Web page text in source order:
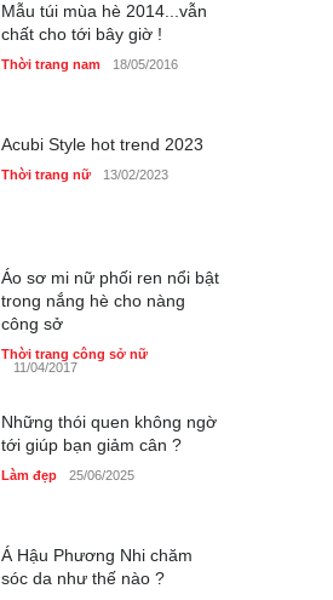
Thời trang nữ 14/10/2025
phụ nữ Pháp tin dùng
Thời trang nữ 14/10/2025
Bí quyết giữ gìn vóc dáng
của diễn viên Khánh Huyền
Làm đẹp
Phong cách thời trang của
Lim Ji Yeon dạo gần đây
Mẫu túi mùa hè 2014...vẫn
chất cho tới bây giờ !
Thời trang nam 18/05/2016
Acubi Style hot trend 2023
Thời trang nữ 13/02/2023
Áo sơ mi nữ phối ren nổi bật
trong nắng hè cho nàng
công sở
Thời trang công sở nữ
11/04/2017
Những thói quen không ngờ
tới giúp bạn giảm cân ?
Làm đẹp 25/06/2025
Á Hậu Phương Nhi chăm
sóc da như thế nào ?